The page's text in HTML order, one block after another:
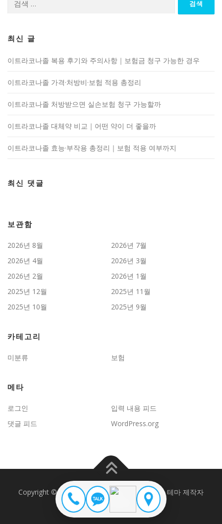
최신 글
이트라코나졸 복용 후기와 주의사항｜보험금 청구 가능한 경우
이트라코나졸 가격·처방비·보험 적용 총정리
이트라코나졸 처방받으면 실손보험 청구 가능할까
이트라코나졸 대체약 비교｜어떤 약이 더 좋을까
이트라코나졸 효능·부작용 총정리｜보험 적용 여부까지
최신 댓글
보관함
2026년 8월
2026년 7월
2026년 4월
2026년 3월
2026년 2월
2026년 1월
2025년 12월
2025년 11월
2025년 10월
2025년 9월
카테고리
미분류 보험
메타
로그인
입력 내용 피드
댓글 피드
WordPress.org
Copyright © 2026 JD보험문제연구 OnePress테마 제작자
FameThemes